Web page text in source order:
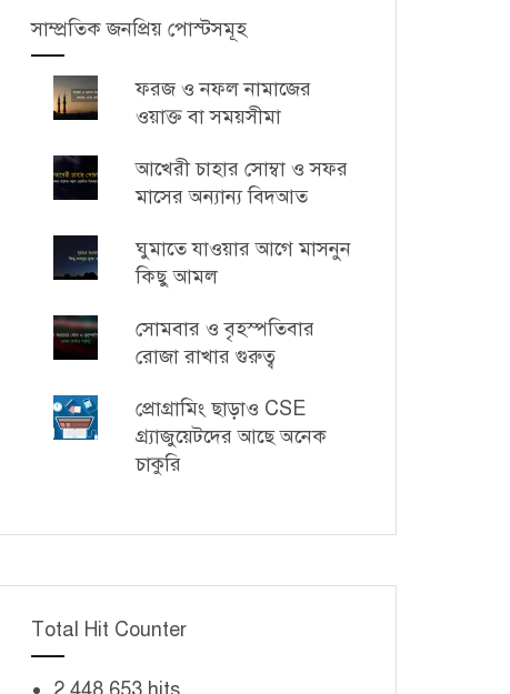
সাম্প্রতিক জনপ্রিয় পোস্টসমূহ
ফরজ ও নফল নামাজের
ওয়াক্ত বা সময়সীমা
আখেরী চাহার সোম্বা ও সফর
মাসের অন্যান্য বিদআত
ঘুমাতে যাওয়ার আগে মাসনুন
কিছু আমল
সোমবার ও বৃহস্পতিবার
রোজা রাখার গুরুত্ব
প্রোগ্রামিং ছাড়াও CSE
গ্র্যাজুয়েটদের আছে অনেক
চাকুরি
Total Hit Counter